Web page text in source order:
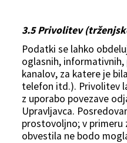
3.5 Privolitev
Podatki se lahko
oglasnih,
kanalov, za katere je
telefon itd.). Privolitev
z uporabo povezave
Upravljavca.
prostovoljno; v primeru
obvestila ne bodo